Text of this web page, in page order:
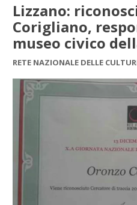
Lizzano:
Corigliano,
museo civico
RETE NAZIONALE DELLE